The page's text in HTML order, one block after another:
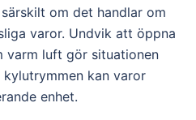
om det handlar om
varor. Undvik att öppna
varm luft gör situationen
kan varor
enhet.